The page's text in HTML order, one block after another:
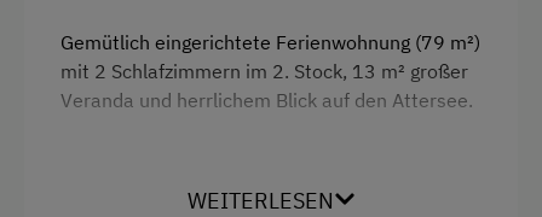
Gemütlich eingerichtete Ferienwohnung (79 m²)
mit 2 Schlafzimmern im 2. Stock, 13 m² großer
Veranda und herrlichem Blick auf den Attersee.
WEITERLESEN